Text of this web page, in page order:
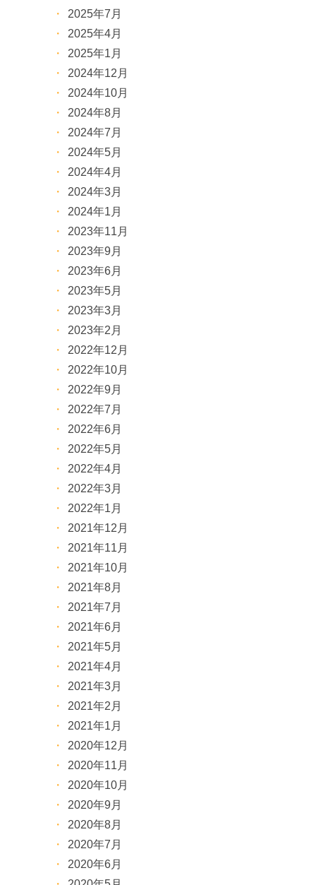
2025年7月
2025年4月
2025年1月
2024年12月
2024年10月
2024年8月
2024年7月
2024年5月
2024年4月
2024年3月
2024年1月
2023年11月
2023年9月
2023年6月
2023年5月
2023年3月
2023年2月
2022年12月
2022年10月
2022年9月
2022年7月
2022年6月
2022年5月
2022年4月
2022年3月
2022年1月
2021年12月
2021年11月
2021年10月
2021年8月
2021年7月
2021年6月
2021年5月
2021年4月
2021年3月
2021年2月
2021年1月
2020年12月
2020年11月
2020年10月
2020年9月
2020年8月
2020年7月
2020年6月